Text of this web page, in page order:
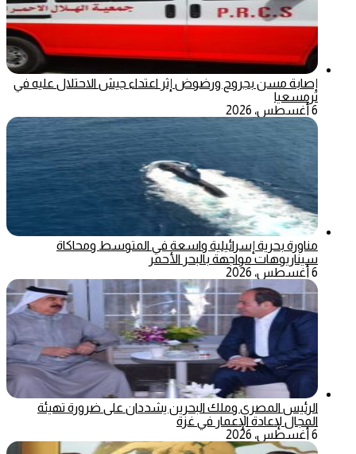
إصابة مسن بجروح ورضوض إثر اعتداء جيش الاحتلال عليه في
ترمسعيا
6 أغسطس، 2026
مناورة بحرية إسرائيلية واسعة في المتوسط ومحاكاة
سيناريوهات مواجهة بالبحر الأحمر
6 أغسطس، 2026
الرئيس المصري وملك البحرين يشددان على ضرورة تهيئة
المجال لإعادة الإعمار في غزة
6 أغسطس، 2026